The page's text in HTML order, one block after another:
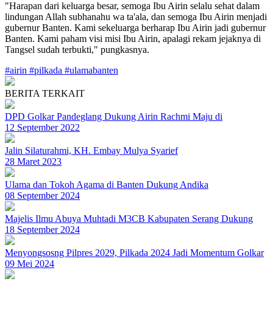
"Harapan dari keluarga besar, semoga Ibu Airin selalu sehat dalam
lindungan Allah subhanahu wa ta'ala, dan semoga Ibu Airin menjadi
gubernur Banten. Kami sekeluarga berharap Ibu Airin jadi gubernur
Banten. Kami paham visi misi Ibu Airin, apalagi rekam jejaknya di
Tangsel sudah terbukti," pungkasnya.
#airin #pilkada #ulamabanten
BERITA TERKAIT
DPD Golkar Pandeglang Dukung Airin Rachmi Maju di
12 September 2022
Jalin Silaturahmi, KH. Embay Mulya Syarief
28 Maret 2023
Ulama dan Tokoh Agama di Banten Dukung Andika
08 September 2024
Majelis Ilmu Abuya Muhtadi M3CB Kabupaten Serang Dukung
18 September 2024
Menyongsosng Pilpres 2029, Pilkada 2024 Jadi Momentum Golkar
09 Mei 2024